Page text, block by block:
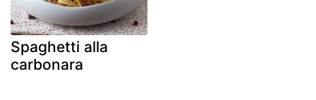
Spaghetti alla
carbonara